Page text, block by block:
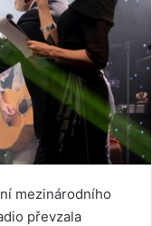
mezinárodního
převzala